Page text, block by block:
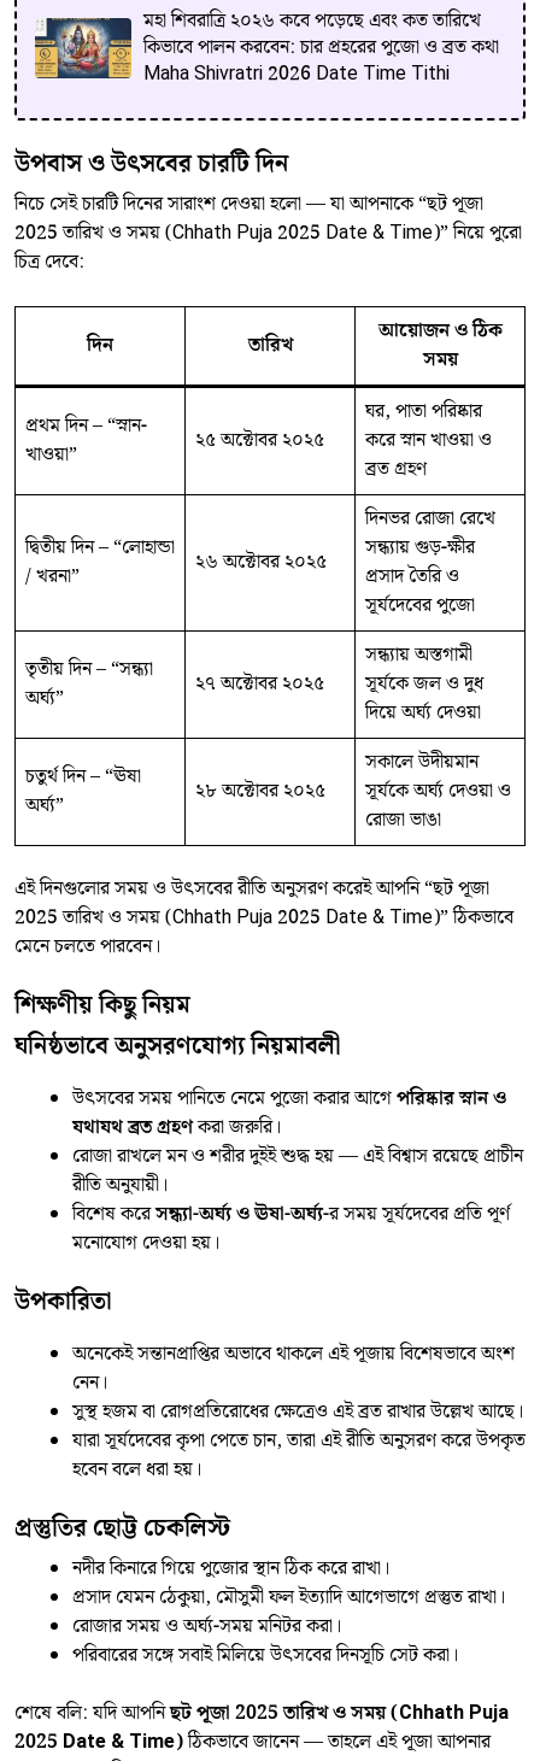
মহা শিবরাত্রি ২০২৬ কবে পড়েছে এবং কত তারিখে
কিভাবে পালন করবেন: চার প্রহরের পুজো ও ব্রত কথা
Maha Shivratri 2026 Date Time Tithi
উপবাস ও উৎসবের চারটি দিন
নিচে সেই চারটি দিনের সারাংশ দেওয়া হলো — যা আপনাকে “ছট পূজা
2025 তারিখ ও সময় (Chhath Puja 2025 Date & Time)” নিয়ে পুরো
চিত্র দেবে:
দিন তারিখ
আয়োজন ও ঠিক
সময়
প্রথম দিন – “স্নান-
খাওয়া”
২৫ অক্টোবর ২০২৫
ঘর, পাতা পরিষ্কার
করে স্নান খাওয়া ও
ব্রত গ্রহণ
দ্বিতীয় দিন – “লোহান্ডা
/ খরনা”
২৬ অক্টোবর ২০২৫
দিনভর রোজা রেখে
সন্ধ্যায় গুড়-ক্ষীর
প্রসাদ তৈরি ও
সূর্যদেবের পুজো
তৃতীয় দিন – “সন্ধ্যা
অর্ঘ্য”
২৭ অক্টোবর ২০২৫
সন্ধ্যায় অস্তগামী
সূর্যকে জল ও দুধ
দিয়ে অর্ঘ্য দেওয়া
চতুর্থ দিন – “ঊষা
অর্ঘ্য”
২৮ অক্টোবর ২০২৫
সকালে উদীয়মান
সূর্যকে অর্ঘ্য দেওয়া ও
রোজা ভাঙা
এই দিনগুলোর সময় ও উৎসবের রীতি অনুসরণ করেই আপনি “ছট পূজা
2025 তারিখ ও সময় (Chhath Puja 2025 Date & Time)” ঠিকভাবে
মেনে চলতে পারবেন।
শিক্ষণীয় কিছু নিয়ম
ঘনিষ্ঠভাবে অনুসরণযোগ্য নিয়মাবলী
উৎসবের সময় পানিতে নেমে পুজো করার আগেপরিষ্কার স্নান ও
যথাযথ ব্রত গ্রহণকরা জরুরি।
রোজা রাখলে মন ও শরীর দুইই শুদ্ধ হয় — এই বিশ্বাস রয়েছে প্রাচীন
রীতি অনুযায়ী।
বিশেষ করেসন্ধ্যা-অর্ঘ্য ও ঊষা-অর্ঘ্য-র সময় সূর্যদেবের প্রতি পূর্ণ
মনোযোগ দেওয়া হয়।
উপকারিতা
অনেকেই সন্তানপ্রাপ্তির অভাবে থাকলে এই পূজায় বিশেষভাবে অংশ
নেন।
সুস্থ হজম বা রোগপ্রতিরোধের ক্ষেত্রেও এই ব্রত রাখার উল্লেখ আছে।
যারা সূর্যদেবের কৃপা পেতে চান, তারা এই রীতি অনুসরণ করে উপকৃত
হবেন বলে ধরা হয়।
প্রস্তুতির ছোট্ট চেকলিস্ট
নদীর কিনারে গিয়ে পুজোর স্থান ঠিক করে রাখা।
প্রসাদ যেমন ঠেকুয়া, মৌসুমী ফল ইত্যাদি আগেভাগে প্রস্তুত রাখা।
রোজার সময় ও অর্ঘ্য-সময় মনিটর করা।
পরিবারের সঙ্গে সবাই মিলিয়ে উৎসবের দিনসূচি সেট করা।
শেষে বলি: যদি আপনিছট পূজা 2025 তারিখ ও সময় (Chhath Puja
2025 Date & Time)ঠিকভাবে জানেন — তাহলে এই পূজা আপনার